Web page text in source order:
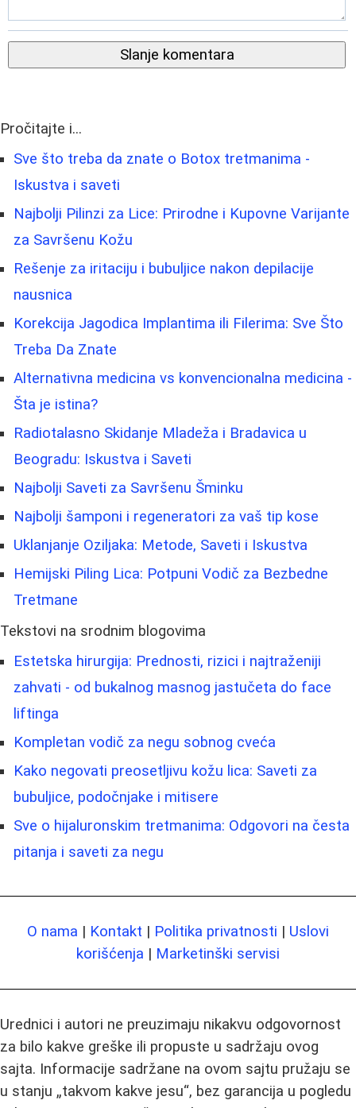
Slanje komentara
Pročitajte i...
Sve što treba da znate o Botox tretmanima -
Iskustva i saveti
Najbolji Pilinzi za Lice: Prirodne i Kupovne Varijante
za Savršenu Kožu
Rešenje za iritaciju i bubuljice nakon depilacije
nausnica
Korekcija Jagodica Implantima ili Filerima: Sve Što
Treba Da Znate
Alternativna medicina vs konvencionalna medicina -
Šta je istina?
Radiotalasno Skidanje Mladeža i Bradavica u
Beogradu: Iskustva i Saveti
Najbolji Saveti za Savršenu Šminku
Najbolji šamponi i regeneratori za vaš tip kose
Uklanjanje Oziljaka: Metode, Saveti i Iskustva
Hemijski Piling Lica: Potpuni Vodič za Bezbedne
Tretmane
Tekstovi na srodnim blogovima
Estetska hirurgija: Prednosti, rizici i najtraženiji
zahvati - od bukalnog masnog jastučeta do face
liftinga
Kompletan vodič za negu sobnog cveća
Kako negovati preosetljivu kožu lica: Saveti za
bubuljice, podočnjake i mitisere
Sve o hijaluronskim tretmanima: Odgovori na česta
pitanja i saveti za negu
O nama | Kontakt | Politika privatnosti | Uslovi
korišćenja | Marketinški servisi
Urednici i autori ne preuzimaju nikakvu odgovornost
za bilo kakve greške ili propuste u sadržaju ovog
sajta. Informacije sadržane na ovom sajtu pružaju se
u stanju „takvom kakve jesu“, bez garancija u pogledu